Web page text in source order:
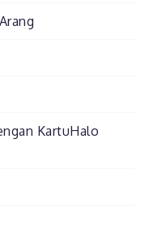
KartuHalo